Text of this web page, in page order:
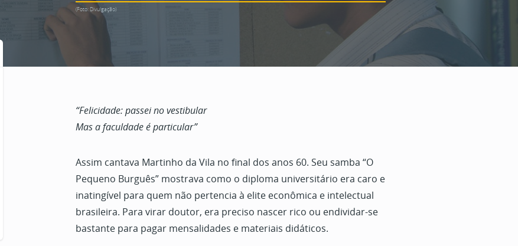
(Foto: Divulgação)
“Felicidade: passei no vestibular
Mas a faculdade é particular”
Assim cantava Martinho da Vila no final dos anos 60. Seu samba “O
Pequeno Burguês” mostrava como o diploma universitário era caro e
inatingível para quem não pertencia à elite econômica e intelectual
brasileira. Para virar doutor, era preciso nascer rico ou endividar-se
bastante para pagar mensalidades e materiais didáticos.